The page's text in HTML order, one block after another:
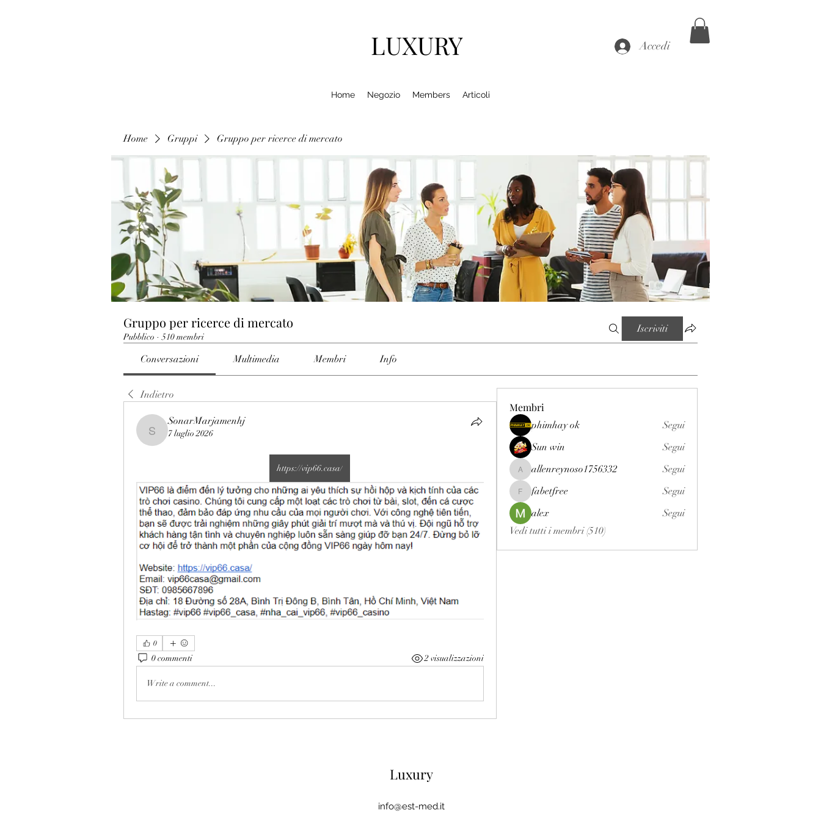
LUXURY Accedi
Home Negozio Members Articoli
Home Gruppi Gruppo per ricerce di mercato
Gruppo per ricerce di mercato
Pubblico · 510 membri
Iscriviti
Conversazioni Multimedia Membri Info
Indietro
SonarMarjamenhj
SonarMarjamenhj
7 luglio 2026
https://vip66.casa/
0
0 commenti 2 visualizzazioni
Write a comment...
Membri
phimhay ok
Segui
Sun win
Segui
allenreynoso1756332
allenreynoso1756332 Segui
fabetfree
fabetfree
Segui
alex
Segui
Vedi tutti i membri (510)
Luxury
info@est-med.it